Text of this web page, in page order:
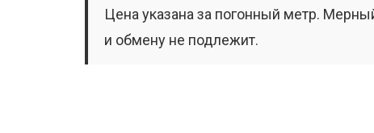
Цена указана за погонный метр.
и обмену не подлежит.